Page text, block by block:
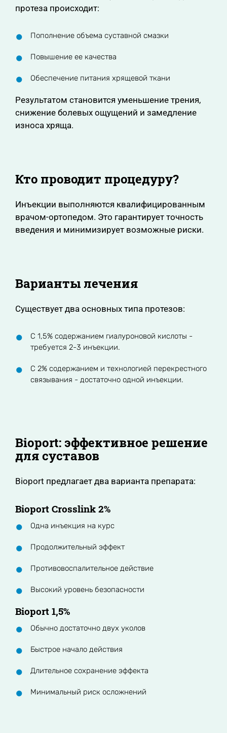
протеза происходит:
Пополнение объема суставной смазки
Повышение ее качества
Обеспечение питания хрящевой ткани
Результатом становится уменьшение трения,
снижение болевых ощущений и замедление
износа хряща.
Кто проводит процедуру?
Инъекции выполняются квалифицированным
врачом-ортопедом. Это гарантирует точность
введения и минимизирует возможные риски.
Варианты лечения
Существует два основных типа протезов:
С 1,5% содержанием гиалуроновой кислоты -
требуется 2-3 инъекции.
С 2% содержанием и технологией перекрестного
связывания - достаточно одной инъекции.
Bioport: эффективное решение
для суставов
Bioport предлагает два варианта препарата:
Bioport Crosslink 2%
Одна инъекция на курс
Продолжительный эффект
Противовоспалительное действие
Высокий уровень безопасности
Bioport 1,5%
Обычно достаточно двух уколов
Быстрое начало действия
Длительное сохранение эффекта
Минимальный риск осложнений